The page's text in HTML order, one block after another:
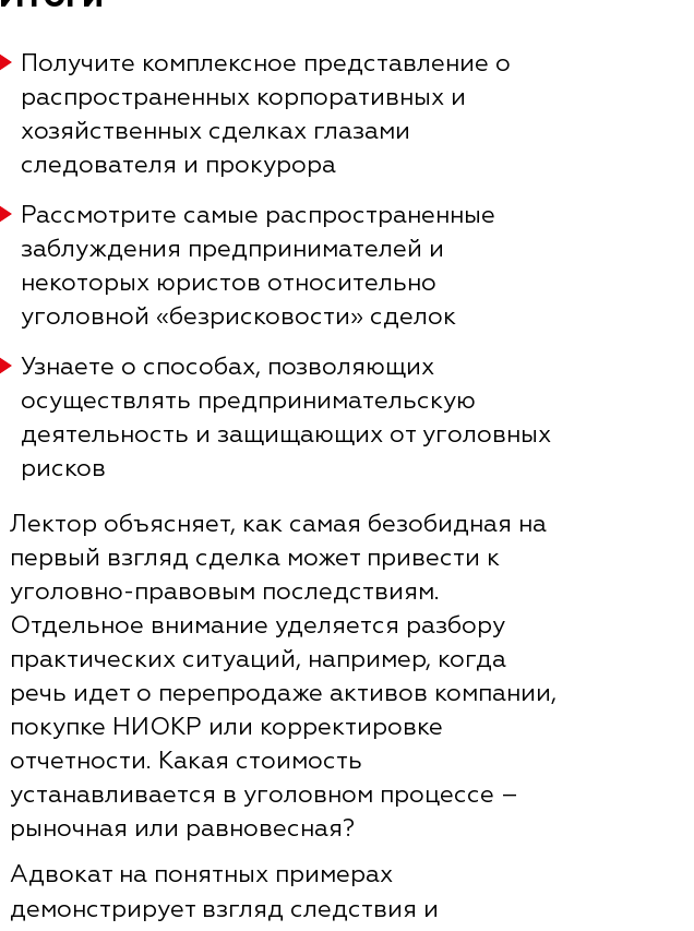
Получите комплексное представление о
распространенных корпоративных и
хозяйственных сделках глазами
следователя и прокурора
Рассмотрите самые распространенные
заблуждения предпринимателей и
некоторых юристов относительно
уголовной «безрисковости» сделок
Узнаете о способах, позволяющих
осуществлять предпринимательскую
деятельность и защищающих от уголовных
рисков
Лектор объясняет, как самая безобидная на
первый взгляд сделка может привести к
уголовно-правовым последствиям.
Отдельное внимание уделяется разбору
практических ситуаций, например, когда
речь идет о перепродаже активов компании,
покупке НИОКР или корректировке
отчетности. Какая стоимость
устанавливается в уголовном процессе –
рыночная или равновесная?
Адвокат на понятных примерах
демонстрирует взгляд следствия и